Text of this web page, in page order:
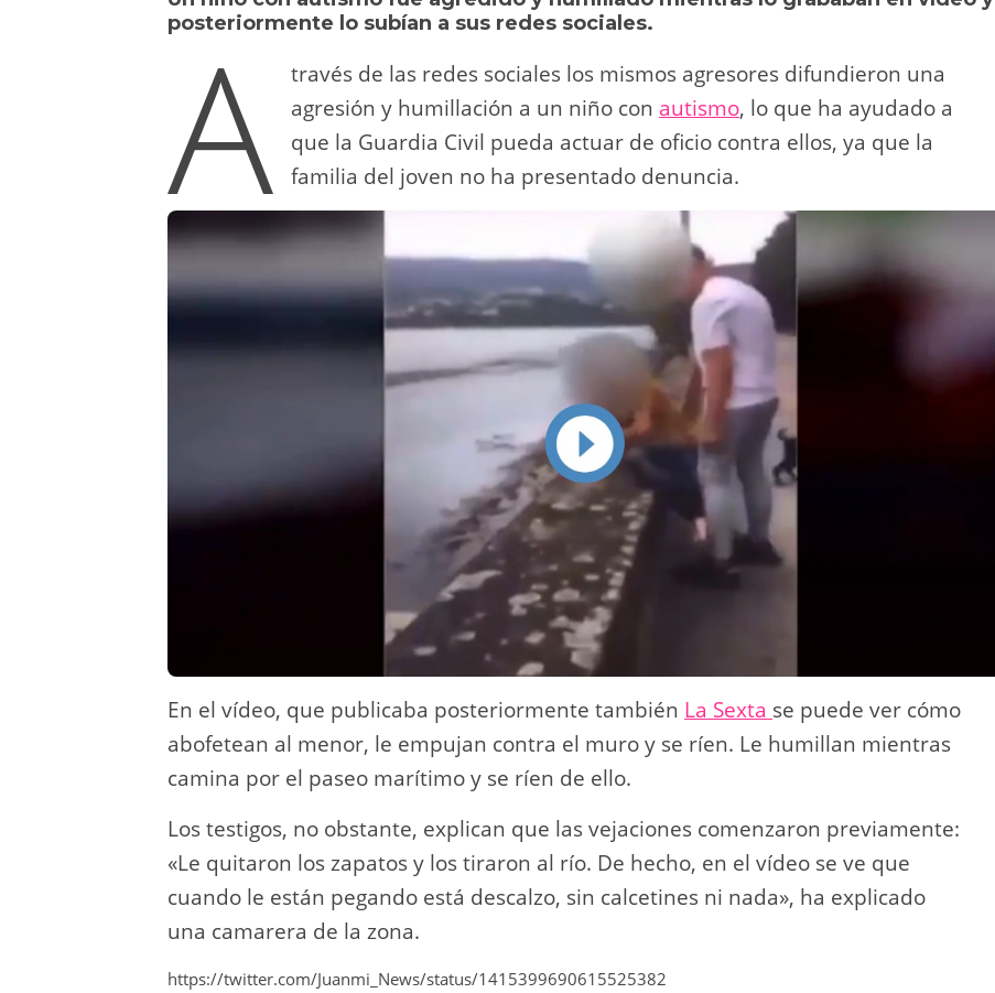
y d a
m
A
p
p
b
o
o
k
t
Li
n
k
ar
tir
posteriormente lo subían a sus redes sociales.
A
través de las redes sociales los mismos agresores difundieron una
agresión y humillación a un niño con autismo, lo que ha ayudado a
que la Guardia Civil pueda actuar de oficio contra ellos, ya que la
familia del joven no ha presentado denuncia.
En el vídeo, que publicaba posteriormente también La Sexta se puede ver cómo
abofetean al menor, le empujan contra el muro y se ríen. Le humillan mientras
camina por el paseo marítimo y se ríen de ello.
Los testigos, no obstante, explican que las vejaciones comenzaron previamente:
«Le quitaron los zapatos y los tiraron al río. De hecho, en el vídeo se ve que
cuando le están pegando está descalzo, sin calcetines ni nada», ha explicado
una camarera de la zona.
https://twitter.com/Juanmi_News/status/1415399690615525382